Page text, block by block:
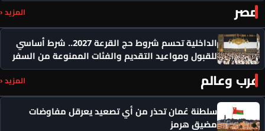
مصر المزيد ‹
الداخلية تحسم شروط حج القرعة 2027.. شرط أساسي
للقبول ومواعيد التقديم والفئات الممنوعة من السفر
عرب وعالم المزيد ‹
سلطنة عُمان تحذر من أي تصعيد يعرقل مفاوضات
مضيق هرمز